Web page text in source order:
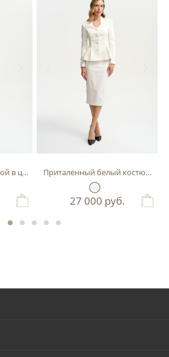
Костюм -двойка с баской в цвете фисташкаПриталенный белый костюм-
27 000 руб.